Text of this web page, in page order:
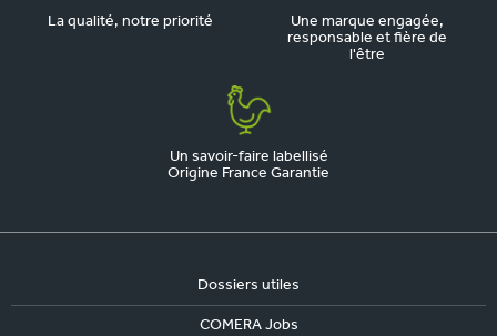
La qualité, notre priorité
Une marque engagée,
responsable et fière de
l'être
Un savoir-faire labellisé
Origine France Garantie
Dossiers utiles
COMERA Jobs